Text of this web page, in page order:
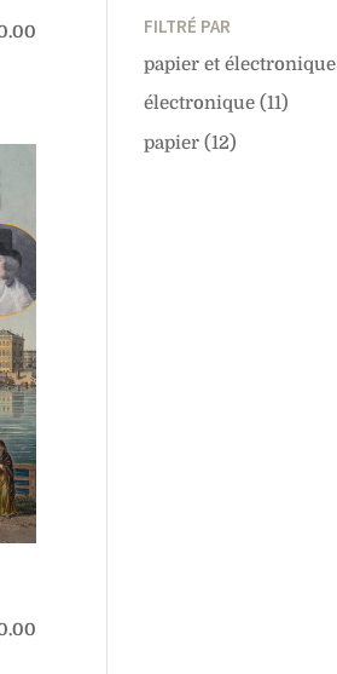
FILTRÉ PAR
papier et électronique
électronique (11)
papier (12)